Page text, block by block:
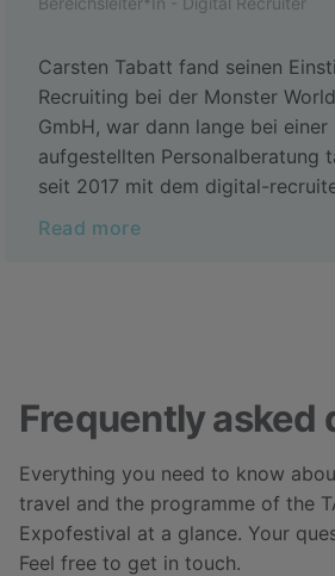
Carsten Tabatt fand seinen
Recruiting bei der Monster
GmbH, war dann lange bei
aufgestellten Personalberatung
seit 2017 mit dem digital-
Read more
Frequently asked
Everything you need to know
travel and the programme of the
Expofestival at a glance. Your
Feel free to get in touch.